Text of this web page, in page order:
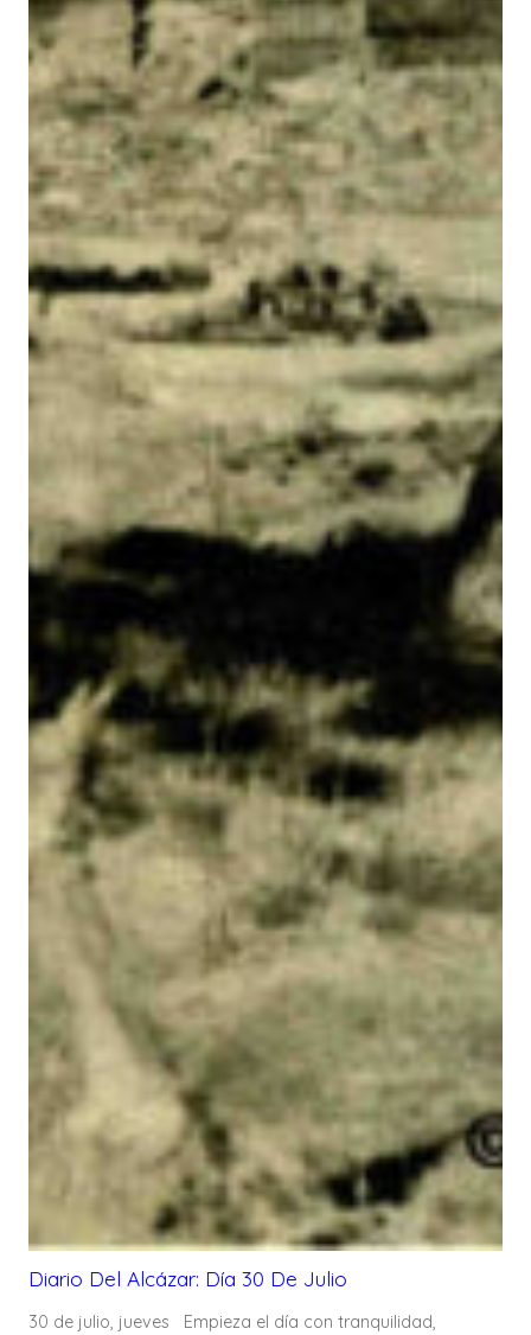
Diario Del Alcázar: Día 30 De Julio
30 de julio, jueves Empieza el día con tranquilidad,